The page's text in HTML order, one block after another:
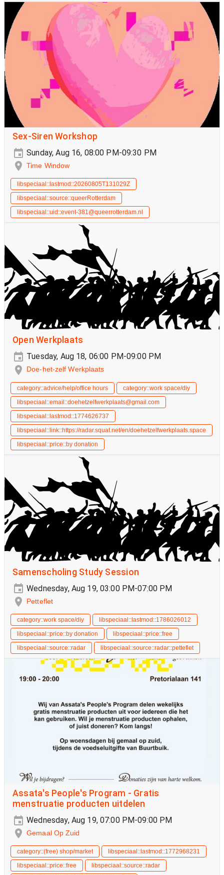
Sex-Siren Workshop
Sunday, Aug 16, 08:00 PM-09:30 PM
Time Window
libspeciaal::lastmod::20260805T131029Z
libspeciaal::source::queerRotterdam
libspeciaal::uid::event-381@queerrotterdam.nl
Open Werkplaats
Tuesday, Aug 18, 06:00 PM-09:00 PM
Doe-het-zelf Werkplaats
category::advice/help/office hours
category::work space/diy
libspeciaal::email::doehetzelfwerkplaats@gmail.com
libspeciaal::lastmod::1774626737
libspeciaal::link::https://radar.squat.net/en/doehetzelfwerkplaats.space
libspeciaal::price::by donation
Samenscholing Study Session
Wednesday, Aug 19, 03:00 PM-07:00 PM
Petteflet
category::work space/diy
libspeciaal::lastmod::1786026012
libspeciaal::price::by donation
libspeciaal::price::free
libspeciaal::source::radar
libspeciaal::source::radar::petteflet
Assata's People's Program - Gratis
menstruatie producten uitdelen
Wednesday, Aug 19, 07:00 PM-09:00 PM
Gemaal Op Zuid
category::(free) shop/market
libspeciaal::lastmod::1772968231
libspeciaal::price::free
libspeciaal::source::radar